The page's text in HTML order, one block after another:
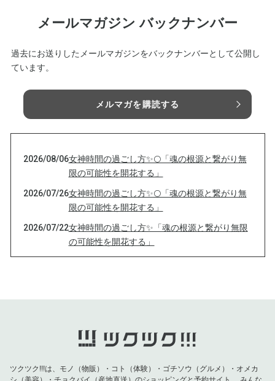
メールマガジン バックナンバー
過去にお送りしたメールマガジンをバックナンバーとして公開し
ています。
メルマガを購読する
2026/08/06女神時間の過ごし方✨🌕「魂の根源と繋がり無
限の可能性を開花する」
2026/07/26女神時間の過ごし方✨🌕「魂の根源と繋がり無
限の可能性を開花する」
2026/07/22女神時間の過ごし方✨「魂の根源と繋がり無限
の可能性を開花する」
女神時間の過ごし方「魂の根源と繋がり、無限
の可能性を開く」
2026/06/23 女神時間の過ごし方「魂の根源と繋がり無限の
ツクツク!!!は、モノ（物販）・コト（体験）・ゴチソウ（グルメ）・オメカ